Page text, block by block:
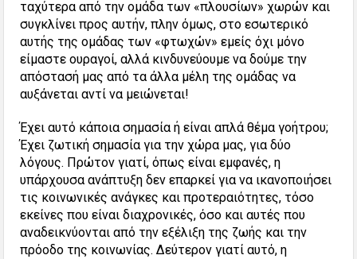
ταχύτερα από την ομάδα των «πλουσίων» χωρών και
συγκλίνει προς αυτήν, πλην όμως, στο εσωτερικό
αυτής της ομάδας των «φτωχών» εμείς όχι μόνο
είμαστε ουραγοί, αλλά κινδυνεύουμε να δούμε την
απόστασή μας από τα άλλα μέλη της ομάδας να
αυξάνεται αντί να μειώνεται!
Έχει αυτό κάποια σημασία ή είναι απλά θέμα γοήτρου;
Έχει ζωτική σημασία για την χώρα μας, για δύο
λόγους. Πρώτον γιατί, όπως είναι εμφανές, η
υπάρχουσα ανάπτυξη δεν επαρκεί για να ικανοποιήσει
τις κοινωνικές ανάγκες και προτεραιότητες, τόσο
εκείνες που είναι διαχρονικές, όσο και αυτές που
αναδεικνύονται από την εξέλιξη της ζωής και την
πρόοδο της κοινωνίας. Δεύτερον γιατί αυτό, η